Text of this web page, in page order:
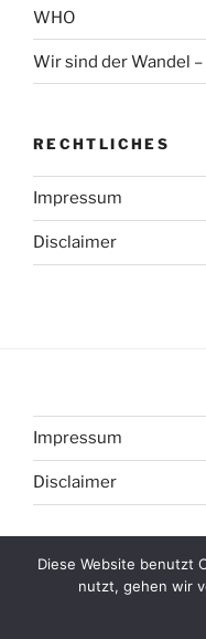
WHO
Wir sind der Wandel
RECHTLICHES
Impressum
Disclaimer
Impressum
Disclaimer
Datenschutzerklärung
Diese Website benutzt
nutzt, gehen wir